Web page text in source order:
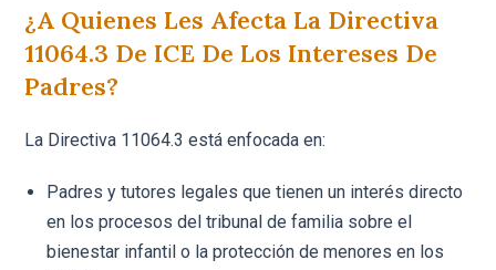
¿A Quienes Les Afecta La Directiva
11064.3 De ICE De Los Intereses De
Padres?
La Directiva 11064.3 está enfocada en:
Padres y tutores legales que tienen un interés directo
en los procesos del tribunal de familia sobre el
bienestar infantil o la protección de menores en los